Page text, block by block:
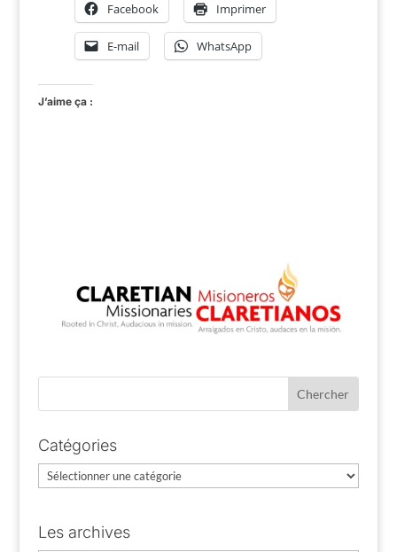
Facebook Imprimer
E-mail WhatsApp
J’aime ça :
Catégories
Catégories
Les archives